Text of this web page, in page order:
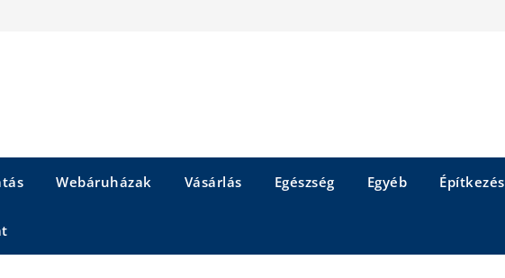
Webáruházak Vásárlás Egészség Egyéb Építkezés